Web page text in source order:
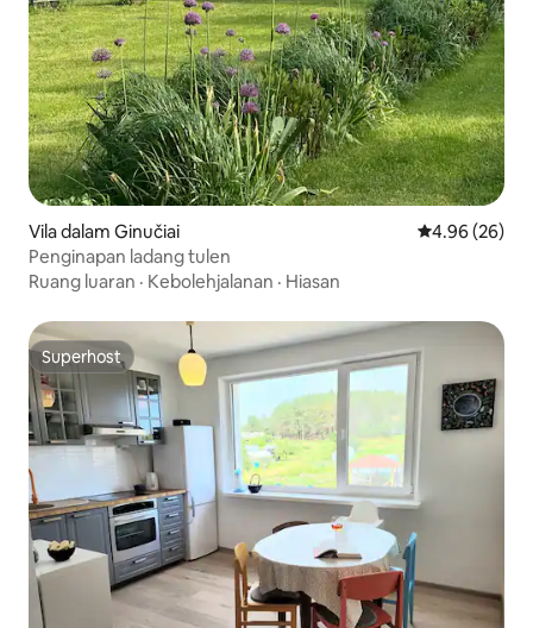
Vila dalam Ginučiai Penarafan
4.96 (26)
Penginapan ladang tulen
Ruang luaran · Kebolehjalanan · Hiasan
Superhost
Superhost